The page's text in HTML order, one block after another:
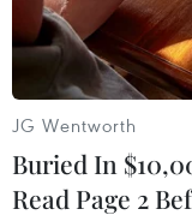
phòng dịch.
JG Wentworth
Buried In
Read Page 2